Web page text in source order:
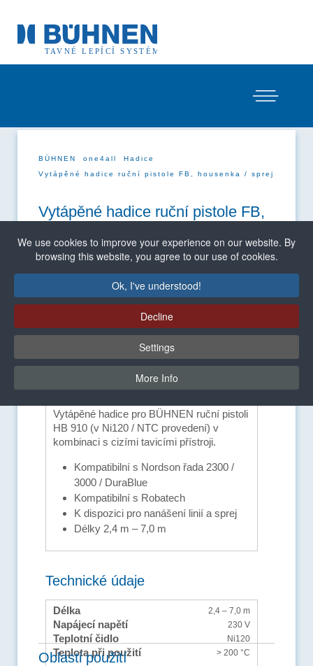
BÜHNEN one4all
Hadice
Vytápěné hadice ruční pistole FB, housenka / sprej
Vytápěné hadice ruční pistole FB,
Výhody a vybavení
Vytápěné hadice pro BÜHNEN ruční pistoli
HB 910 (v Ni120 / NTC provedení) v
kombinaci s cizími tavicími přístroji.
Kompatibilní s Nordson řada 2300 /
3000 / DuraBlue
Kompatibilní s Robatech
K dispozici pro nanášení linií a sprej
Délky 2,4 m – 7,0 m
Technické údaje
Délka 2,4 – 7,0 m
Napájecí napětí 230 V
Teplotní čidlo Ni120
Teplota při použití > 200 °C
Oblasti použití
We use cookies to improve your experience on our website. By
browsing this website, you agree to our use of cookies.
Ok, I've understood!
Decline
Settings
More Info